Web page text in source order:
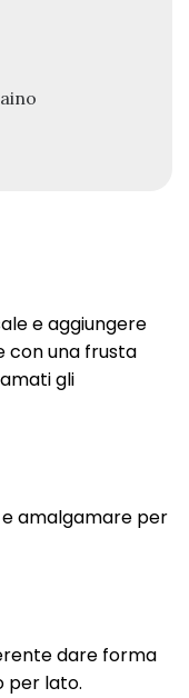
e aggiungere
con una frusta
gli
amalgamare per
dare forma
per lato.